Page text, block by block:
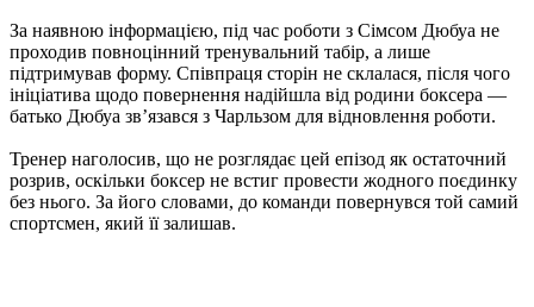
За наявною інформацією, під час роботи з Сімсом Дюбуа не
проходив повноцінний тренувальний табір, а лише
підтримував форму. Співпраця сторін не склалася, після чого
ініціатива щодо повернення надійшла від родини боксера —
батько Дюбуа зв’язався з Чарльзом для відновлення роботи.
Тренер наголосив, що не розглядає цей епізод як остаточний
розрив, оскільки боксер не встиг провести жодного поєдинку
без нього. За його словами, до команди повернувся той самий
спортсмен, який її залишав.